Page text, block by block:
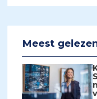
Meest